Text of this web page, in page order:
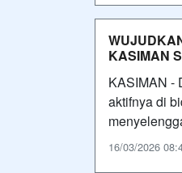
KASIMAN
KASIMAN -
aktifnya di
16/03/2026